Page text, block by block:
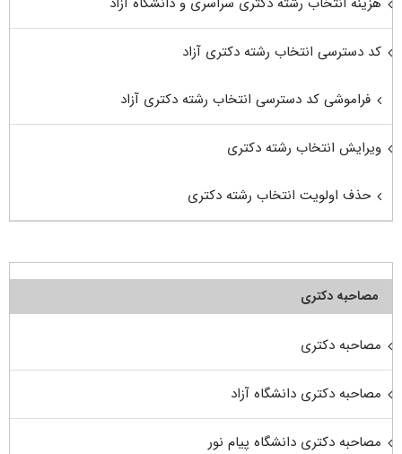
کد دسترسی انتخاب رشته دکتری آزاد
فراموشی کد دسترسی انتخاب رشته دکتری آزاد
ویرایش انتخاب رشته دکتری
حذف اولویت انتخاب رشته دکتری
مصاحبه دکتری
مصاحبه دکتری
مصاحبه دکتری دانشگاه آزاد
مصاحبه دکتری دانشگاه پیام نور